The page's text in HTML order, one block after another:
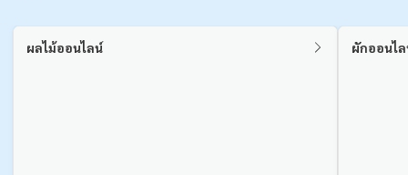
ผลไม้ออนไลน์ ผักออนไ